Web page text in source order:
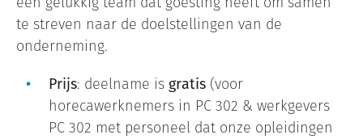
te streven naar de doelstellingen van de
onderneming.
Prijs: deelname is gratis (voor
horecawerknemers in PC 302 & werkgevers
PC 302 met personeel dat onze opleidingen